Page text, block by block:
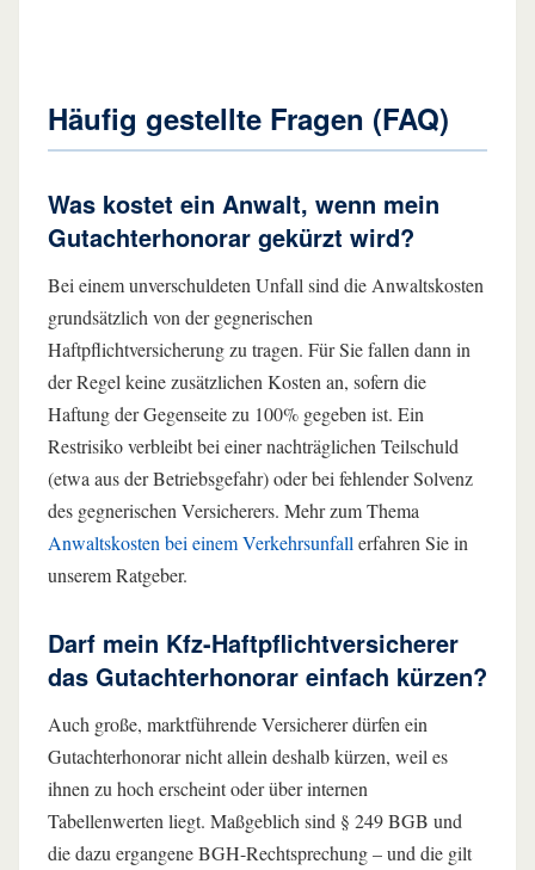
Häufig gestellte Fragen (FAQ)
Was kostet ein Anwalt, wenn mein
Gutachterhonorar gekürzt wird?
Bei einem unverschuldeten Unfall sind die Anwaltskosten
grundsätzlich von der gegnerischen
Haftpflichtversicherung zu tragen. Für Sie fallen dann in
der Regel keine zusätzlichen Kosten an, sofern die
Haftung der Gegenseite zu 100% gegeben ist. Ein
Restrisiko verbleibt bei einer nachträglichen Teilschuld
(etwa aus der Betriebsgefahr) oder bei fehlender Solvenz
des gegnerischen Versicherers. Mehr zum Thema
Anwaltskosten bei einem Verkehrsunfall erfahren Sie in
unserem Ratgeber.
Darf mein Kfz-Haftpflichtversicherer
das Gutachterhonorar einfach kürzen?
Auch große, marktführende Versicherer dürfen ein
Gutachterhonorar nicht allein deshalb kürzen, weil es
ihnen zu hoch erscheint oder über internen
Tabellenwerten liegt. Maßgeblich sind § 249 BGB und
die dazu ergangene BGH-Rechtsprechung – und die gilt